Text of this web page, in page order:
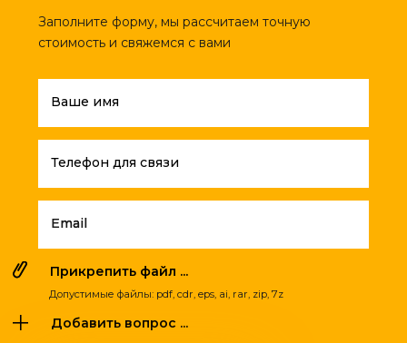
Заполните форму, мы рассчитаем точную
стоимость и свяжемся с вами
Ваше имя
Телефон для связи
Email
Прикрепить файл ...
Допустимые файлы: pdf, cdr, eps, ai, rar, zip, 7z
Добавить вопрос ...